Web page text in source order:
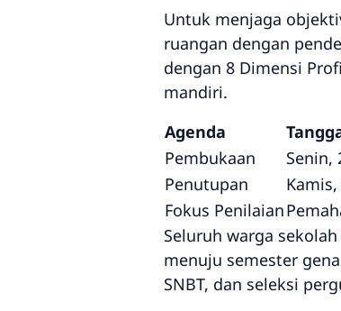
Untuk menjaga
ruangan dengan
dengan 8 Dimensi
mandiri.
Agenda
Pembukaan
Senin,
Penutupan
Fokus Penilaian
Seluruh warga
menuju semester
SNBT, dan seleksi